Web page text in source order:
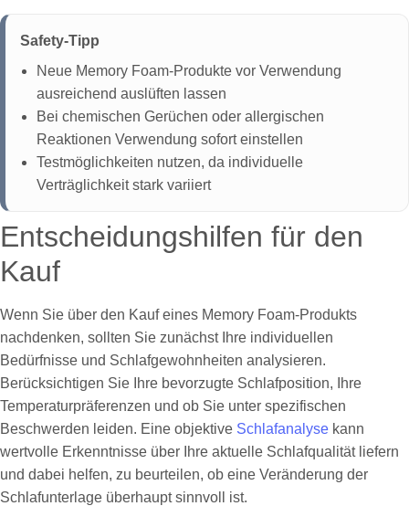
Safety-Tipp
Neue Memory Foam-Produkte vor Verwendung
ausreichend auslüften lassen
Bei chemischen Gerüchen oder allergischen
Reaktionen Verwendung sofort einstellen
Testmöglichkeiten nutzen, da individuelle
Verträglichkeit stark variiert
Entscheidungshilfen für den
Kauf
Wenn Sie über den Kauf eines Memory Foam-Produkts
nachdenken, sollten Sie zunächst Ihre individuellen
Bedürfnisse und Schlafgewohnheiten analysieren.
Berücksichtigen Sie Ihre bevorzugte Schlafposition, Ihre
Temperaturpräferenzen und ob Sie unter spezifischen
Beschwerden leiden. Eine objektive Schlafanalyse kann
wertvolle Erkenntnisse über Ihre aktuelle Schlafqualität liefern
und dabei helfen, zu beurteilen, ob eine Veränderung der
Schlafunterlage überhaupt sinnvoll ist.